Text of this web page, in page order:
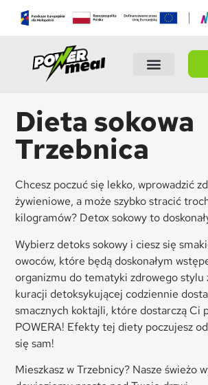
Dieta sokowa
Trzebnica
Chcesz poczuć się lekko, wprowadzić
żywieniowe, a może szybko stracić
kilogramów? Detox sokowy to
Wybierz detoks sokowy i ciesz się
owoców, które będą doskonałym
organizmu do tematyki zdrowego stylu
kuracji detoksykującej codziennie
smacznych koktajli, które dostarczą Ci
POWERA! Efekty tej diety poczujesz
się sam!
Mieszkasz w Trzebnicy? Nasze świeżo